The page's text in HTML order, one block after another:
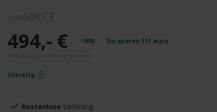
605,- €
494,- € -18% Sie sparen 111 euro
Vörratig
Kostenlose Lieferung